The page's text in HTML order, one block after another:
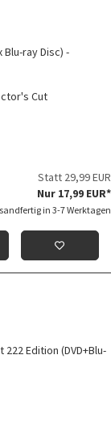
ray Disc) -
Cut
Statt 29,99 EUR
Nur 17,99 EUR*
in 3-7 Werktagen